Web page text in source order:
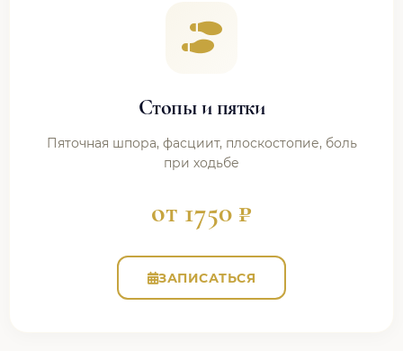
Стопы и пятки
Пяточная шпора, фасциит, плоскостопие, боль
при ходьбе
от 1750 ₽
ЗАПИСАТЬСЯ